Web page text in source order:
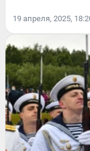
19 апреля, 2025,